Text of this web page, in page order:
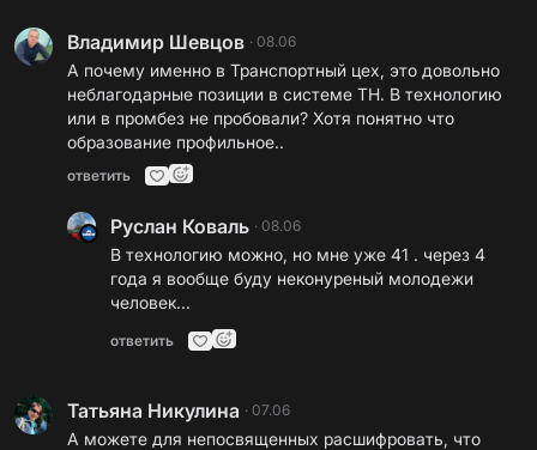
Владимир Шевцов · 08.06
А почему именно в Транспортный цех, это довольно
неблагодарные позиции в системе ТН. В технологию
или в промбез не пробовали? Хотя понятно что
образование профильное..
ответить
Руслан Коваль · 08.06
В технологию можно, но мне уже 41 . через 4
года я вообще буду неконуреный молодежи
человек...
ответить
Татьяна Никулина · 07.06
А можете для непосвященных расшифровать, что